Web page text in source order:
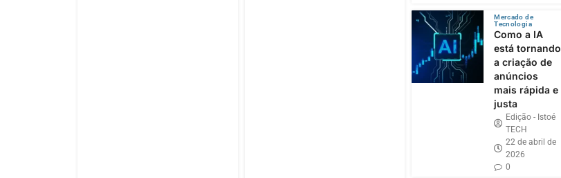
Mercado de
Tecnologia
Como a IA
está tornando
a criação de
anúncios
mais rápida e
justa
Edição - Istoé
TECH
22 de abril de
2026
0